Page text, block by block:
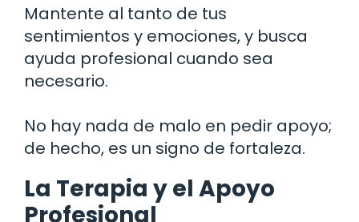
Mantente al tanto de tus
sentimientos y emociones, y busca
ayuda profesional cuando sea
necesario.
No hay nada de malo en pedir apoyo;
de hecho, es un signo de fortaleza.
La Terapia y el Apoyo
Profesional